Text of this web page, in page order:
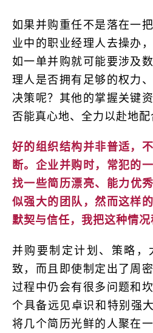
如果并购重任不是落在一
业中的职业经理人去操办
如一单并购就可能要涉及
理人是否拥有足够的权力
决策呢？其他的掌握关键
否能真心地、全力以赴地配
好的组织结构并非普适，
断。企业并购时，常犯的
找一些简历漂亮、能力优
似强大的团队，然而这样
默契与信任，我把这种情况
并购要制定计划、策略
致，而且即使制定出了周
过程中仍会有很多问题和
个具备远见卓识和特别强
将几个简历光鲜的人聚在